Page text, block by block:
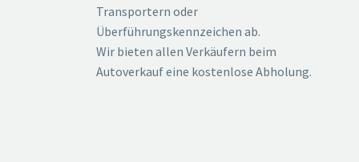
Transportern oder
Überführungskennzeichen ab.
Wir bieten allen Verkäufern beim
Autoverkauf eine kostenlose Abholung.